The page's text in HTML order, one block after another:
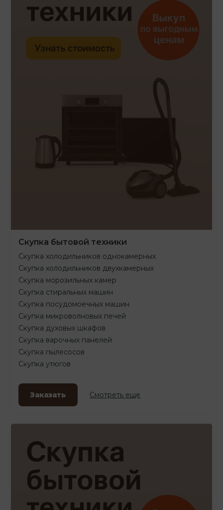
Скупка бытовой техники
Скупка холодильников однокамерных
Скупка холодильников двухкамерных
Скупка морозильных камер
Скупка стиральных машин
Скупка посудомоечных машин
Скупка микроволновых печей
Скупка духовых шкафов
Скупка варочных панелей
Скупка пылесосов
Скупка утюгов
Заказать Смотреть еще